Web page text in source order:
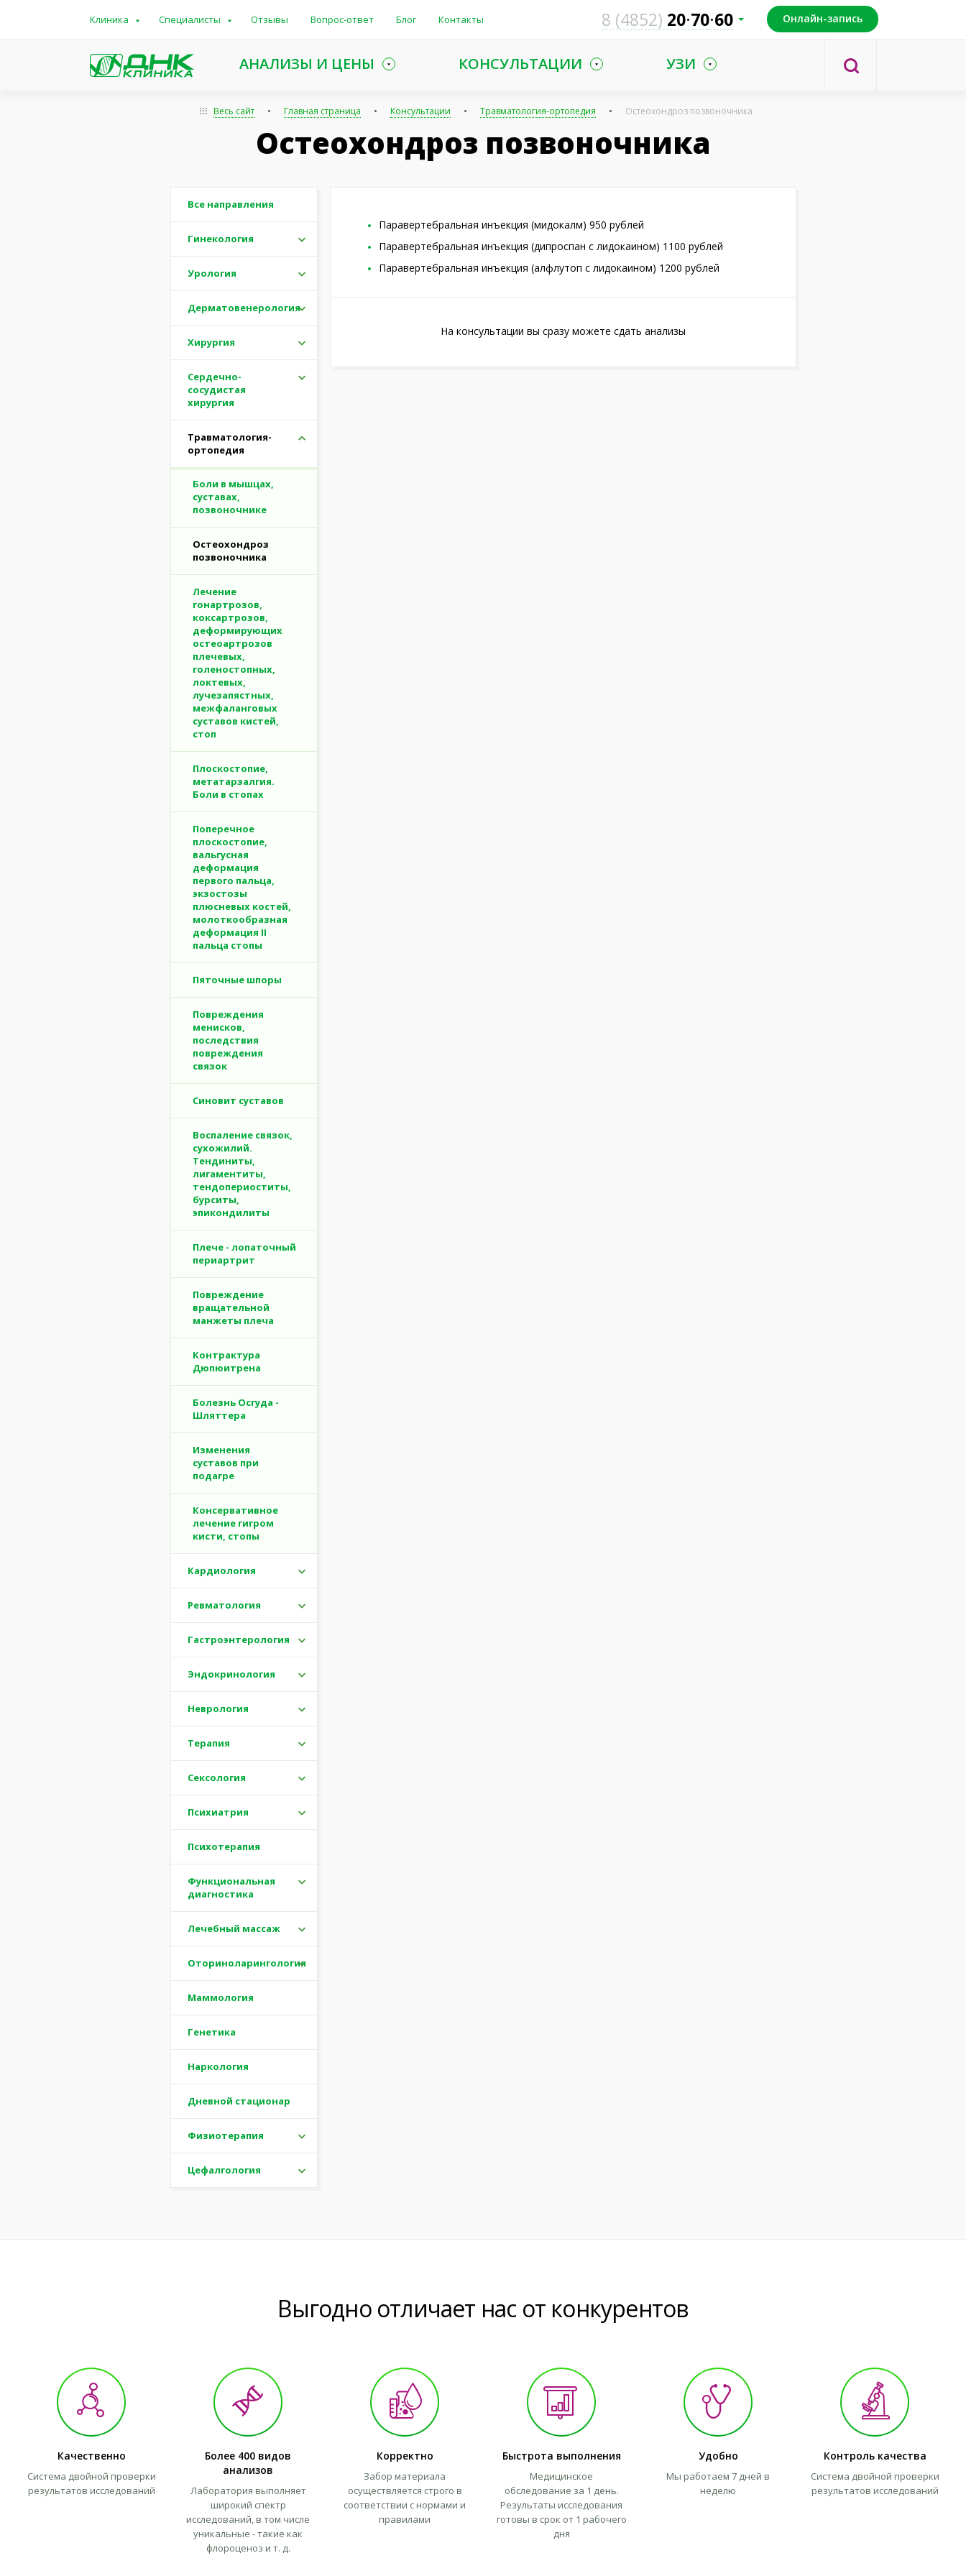
Клиника Специалисты Отзывы Вопрос-ответ Блог Контакты Онлайн-запись
8 (4852) 20 70 60
АНАЛИЗЫ И ЦЕНЫ КОНСУЛЬТАЦИИ УЗИ
Весь сайт Главная страница Консультации Травматология-ортопедия Остеохондроз позвоночника
Остеохондроз позвоночника
Паравертебральная инъекция (мидокалм) 950 рублей
Паравертебральная инъекция (дипроспан с лидокаином) 1100 рублей
Паравертебральная инъекция (алфлутоп с лидокаином) 1200 рублей
На консультации вы сразу можете сдать анализы
Все направления
Гинекология
Урология
Дерматовенерология
Хирургия
Сердечно-
сосудистая
хирургия
Травматология-
ортопедия
Боли в мышцах,
суставах,
позвоночнике
Остеохондроз
позвоночника
Лечение
гонартрозов,
коксартрозов,
деформирующих
остеоартрозов
плечевых,
голеностопных,
локтевых,
лучезапястных,
межфаланговых
суставов кистей,
стоп
Плоскостопие,
метатарзалгия.
Боли в стопах
Поперечное
плоскостопие,
вальгусная
деформация
первого пальца,
экзостозы
плюсневых костей,
молоткообразная
деформация II
пальца стопы
Пяточные шпоры
Повреждения
менисков,
последствия
повреждения
связок
Синовит суставов
Воспаление связок,
сухожилий.
Тендиниты,
лигаментиты,
тендопериоститы,
бурситы,
эпикондилиты
Плече - лопаточный
периартрит
Повреждение
вращательной
манжеты плеча
Контрактура
Дюпюитрена
Болезнь Осгуда -
Шляттера
Изменения
суставов при
подагре
Консервативное
лечение гигром
кисти, стопы
Кардиология
Ревматология
Гастроэнтерология
Эндокринология
Неврология
Терапия
Сексология
Психиатрия
Психотерапия
Функциональная
диагностика
Лечебный массаж
Оториноларингология
Маммология
Генетика
Наркология
Дневной стационар
Физиотерапия
Цефалгология
Выгодно отличает нас от конкурентов
Качественно
Система двойной проверки
результатов исследований
Более 400 видов
анализов
Лаборатория выполняет
широкий спектр
исследований, в том числе
уникальные - такие как
флороценоз и т. д.
Корректно
Забор материала
осуществляется строго в
соответствии с нормами и
правилами
Быстрота выполнения
Медицинское
обследование за 1 день.
Результаты исследования
готовы в срок от 1 рабочего
дня
Удобно
Мы работаем 7 дней в
неделю
Контроль качества
Система двойной проверки
результатов исследований